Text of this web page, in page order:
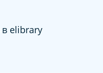
в elibrary